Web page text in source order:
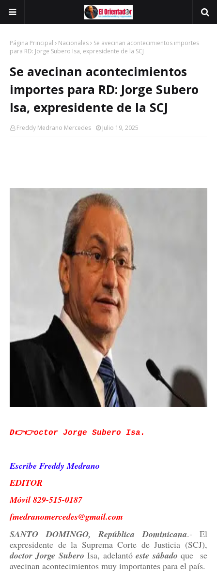
Página Principal Nacionales
Se avecinan acontecimientos importes
para RD: Jorge Subero Isa, expresidente de la SCJ
Se avecinan acontecimientos
importes para RD: Jorge Subero
Isa, expresidente de la SCJ
Freddy Medrano Mercedes Julio 19, 2025
D👉👉octor Jorge Subero Isa.
Escribe Freddy Medrano
EDITOR
Móvil 829-515-0187
fmedranomercedes@gmail.com
SANTO DOMINGO, República Dominicana.- El
expresidente de la Suprema Corte de Justicia (SCJ),
doctor Jorge Subero Isa, adelantóeste sábado que
se
avecinan acontecimientos muy importantes para el país.